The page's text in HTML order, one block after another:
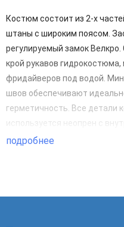
Костюм состоит из 2-х
штаны с широким поясом.
регулируемый замок
крой рукавов
фридайверов под водой.
швов обеспечивают
герметичность. Все детали
используется неопрен с
материал дополнительно
дополнительной опцией.
подробнее